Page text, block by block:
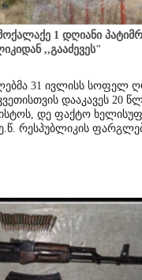
1 დღიანი
,,გააძევეს"
31 ივლისს სოფელ
დააკავეს 20
დე ფაქტო
რესპუბლიკის